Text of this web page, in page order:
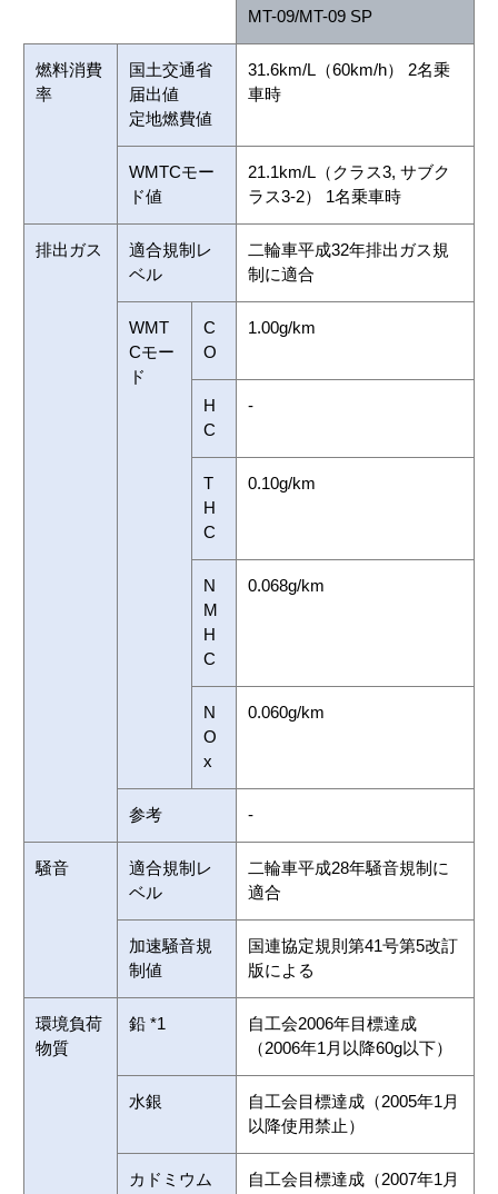
MT-09/MT-09 SP
燃料消費
率
国土交通省
届出値
定地燃費値
31.6km/L（60km/h） 2名乗
車時
WMTCモー
ド値
21.1km/L（クラス3, サブク
ラス3-2） 1名乗車時
排出ガス
適合規制レ
ベル
二輪車平成32年排出ガス規
制に適合
WMT
Cモー
ド
C
O
1.00g/km
H
C
-
T
H
C
0.10g/km
N
M
H
C
0.068g/km
N
O
x
0.060g/km
参考 -
騒音
適合規制レ
ベル
二輪車平成28年騒音規制に
適合
加速騒音規
制値
国連協定規則第41号第5改訂
版による
環境負荷
物質
鉛 *1
自工会2006年目標達成
（2006年1月以降60g以下）
水銀
自工会目標達成（2005年1月
以降使用禁止）
カドミウム 自工会目標達成（2007年1月